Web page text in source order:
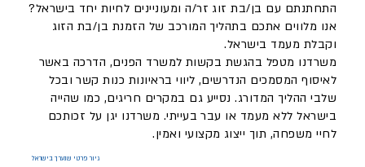
התחתנתם עם בן/בת זוג זר/ה ומעוניינים לחיות יחד בישראל?
אנו מלווים אתכם בתהליך המורכב של הזמנת בן/בת הזוג
וקבלת מעמד בישראל.
משרדנו מטפל בהגשת בקשות למשרד הפנים, הדרכה באשר
לאיסוף המסמכים הנדרשים, ליווי בראיונות כנות קשר ובכל
שלבי ההליך המדורג. נסייע גם במקרים חריגים, כמו שהייה
בישראל ללא מעמד או עבר בעייתי. משרדנו יגן על זכותכם
לחיי משפחה, תוך ייצוג מקצועי ואמין.
גיור פרטי שנערך בישראל